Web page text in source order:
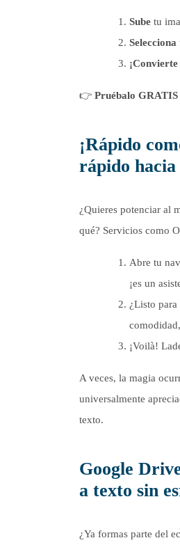
Sube tu
Selecciona
¡Convierte
👉 Pruébalo GRATIS
¡Rápido
rápido
¿Quieres potenciar al
qué? Servicios como
Abre tu
¡es un
¿Listo
¡Voilà!
A veces, la magia
universalmente
texto.
Google
a texto sin
¿Ya formas parte del